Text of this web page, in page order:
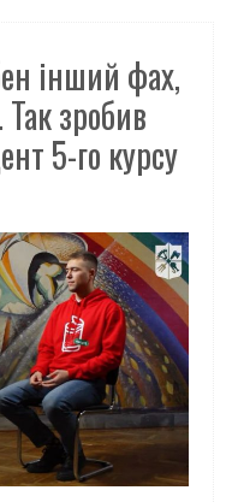
інший фах,
зробив
5-го курсу